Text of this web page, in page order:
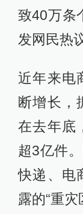
致40万条
发网民热
近年来电
断增长，
在去年底
超3亿件
快递、电
露的“重灾